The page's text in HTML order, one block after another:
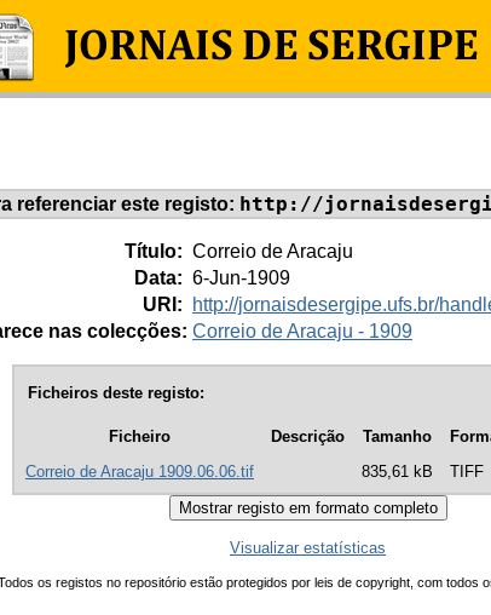
referenciar este registo: http://
Título: Correio de Aracaju
Data: 6-Jun-1909
URI:
http://jornaisdesergipe.ufs.br/
nas colecções: Correio de Aracaju - 1909
Ficheiros deste registo:
Ficheiro Descrição Tamanho
Correio de Aracaju 1909.06.06.tif
835,61 kB TIFF
Visualizar estatísticas
os registos no repositório estão protegidos por leis de copyright, com todos